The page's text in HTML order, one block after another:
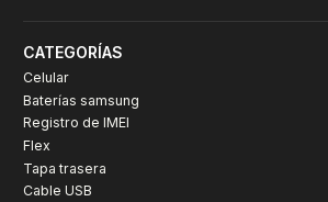
CATEGORÍAS
Celular
Baterías samsung
Registro de IMEI
Flex
Tapa trasera
Cable USB